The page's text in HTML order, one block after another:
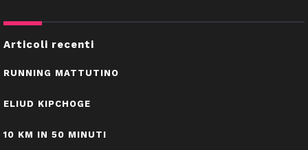
Articoli recenti
RUNNING MATTUTINO
ELIUD KIPCHOGE
10 KM IN 50 MINUTI